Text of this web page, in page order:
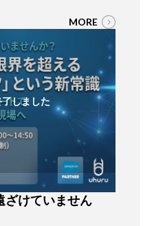
接点へどう組み込み、顧
のかを、実践的な視点
ーニー設計から、AIに任
MORE
しました
ざけていません